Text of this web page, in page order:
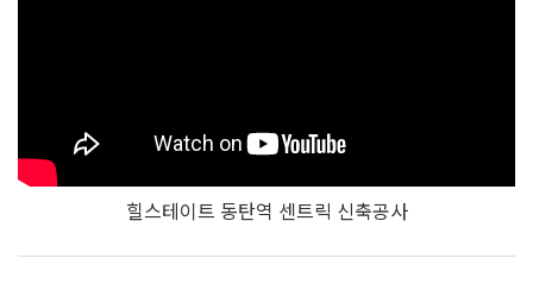
힐스테이트 동탄역 센트릭 신축공사